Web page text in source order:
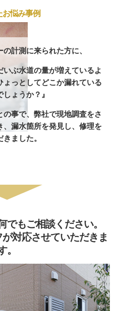
悩み事例
の計測に来られた方に、
いぶ水道の量が増えているよ
ょっとしてどこか漏れている
ょうか？』
の事で、弊社で現地調査をさ
、漏水箇所を発見し、修理を
ました。
でもご相談ください。
対応させていただきま
。